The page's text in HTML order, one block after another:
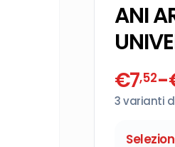
ANI
€7,52-
3varianti